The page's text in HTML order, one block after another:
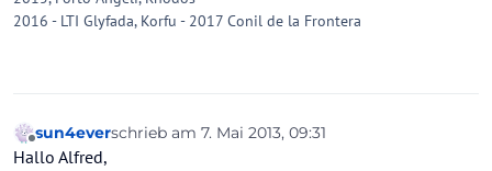
2016 - LTI Glyfada, Korfu - 2017 Conil de la Frontera
Offline
sun4everschrieb am 7. Mai 2013, 09:31
zuletzt editiert von
Hallo Alfred,